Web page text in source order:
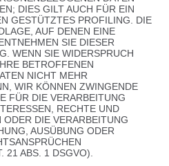
DIES GILT AUCH FÜR EIN
GESTÜTZTES PROFILING. DIE
AUF DENEN EINE
SIE DIESER
WENN SIE WIDERSPRUCH
BETROFFENEN
NICHT MEHR
WIR KÖNNEN ZWINGENDE
FÜR DIE VERARBEITUNG
RECHTE UND
DIE VERARBEITUNG
AUSÜBUNG ODER
21 ABS. 1 DSGVO).